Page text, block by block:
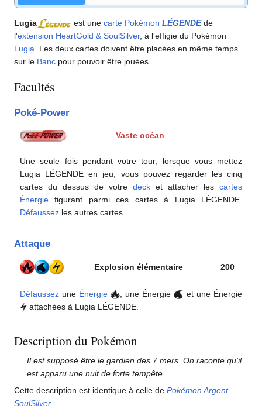
Lugia est une carte Pokémon LÉGENDEde
l'extension HeartGold & SoulSilver, à l'effigie du Pokémon
Lugia. Les deux cartes doivent être placées en même temps
sur le Banc pour pouvoir être jouées.
Facultés
Poké-Power
Vaste océan
Une seule fois pendant votre tour, lorsque vous mettez
Lugia LÉGENDE en jeu, vous pouvez regarder les cinq
cartes du dessus de votre deck et attacher les cartes
Énergie figurant parmi ces cartes à Lugia LÉGENDE.
Défaussez les autres cartes.
Attaque
Explosion élémentaire 200
Défaussez une Énergie , une Énergie
et une Énergie
attachées à Lugia LÉGENDE.
Description du Pokémon
Il est supposé être le gardien des 7 mers. On raconte qu'il
est apparu une nuit de forte tempête.
Cette description est identique à celle de Pokémon Argent
SoulSilver.